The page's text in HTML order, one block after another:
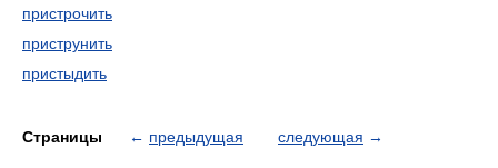
пристрочить
приструнить
пристыдить
Страницы ← предыдущая следующая →